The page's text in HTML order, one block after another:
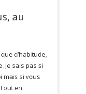
au
d’habitude,
Je sais pas si
mais si vous
en